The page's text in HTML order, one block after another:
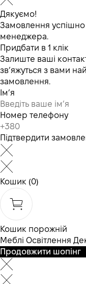
Дякуємо!
Замовлення успішно
менеджера.
Придбати в 1 клік
Залиште ваші
зв’яжуться з вами
замовлення.
Ім’я
Номер телефону
Підтвердити
Кошик (0)
Кошик порожній
Меблі Освітлення
Продовжити шопінг